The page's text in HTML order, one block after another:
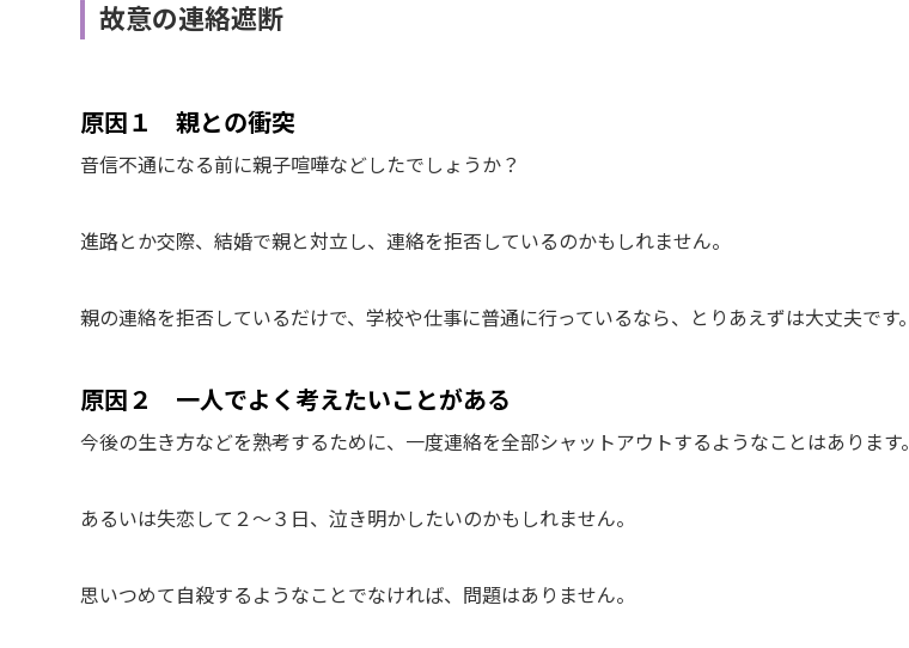
故意の連絡遮断
原因１ 親との衝突
音信不通になる前に親子喧嘩などしたでしょうか？
進路とか交際、結婚で親と対立し、連絡を拒否しているのかもしれません。
親の連絡を拒否しているだけで、学校や仕事に普通に行っているなら、とりあえずは大丈夫です。
原因２ 一人でよく考えたいことがある
今後の生き方などを熟考するために、一度連絡を全部シャットアウトするようなことはあります。
あるいは失恋して２～３日、泣き明かしたいのかもしれません。
思いつめて自殺するようなことでなければ、問題はありません。